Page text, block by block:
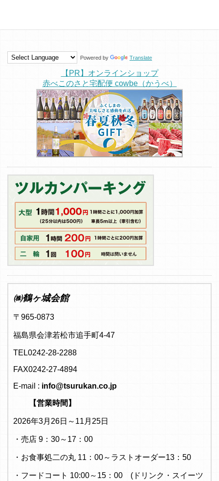
Powered by Translate
【PR】オンラインショップ
赤べこのさと宅配便 cowbe（かうべ）
㈱鶴ヶ城会館
〒965-0873
福島県会津若松市追手町4-47
TEL0242-28-2288
FAX0242-27-4894
E-mail : info@tsurukan.co.jp
【営業時間】
2026年3月26日～11月25日
・売店 9：30～17：00
・お食事処二の丸 11：00～ラストオーダー13：50
・フードコート 10:00～15：00 (ドリンク・スイーツ